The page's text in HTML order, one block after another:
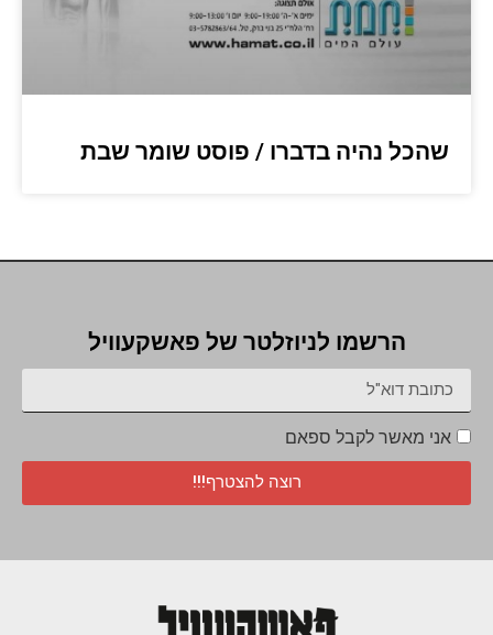
שהכל נהיה בדברו / פוסט שומר שבת
הרשמו לניוזלטר של פאשקעוויל
אני מאשר לקבל ספאם
רוצה להצטרף!!!